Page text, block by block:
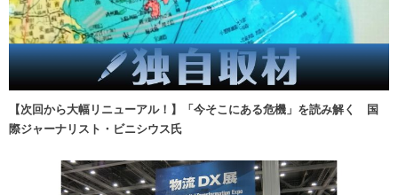
【次回から大幅リニューアル！】「今そこにある危機」を読み解く 国
際ジャーナリスト・ビニシウス氏